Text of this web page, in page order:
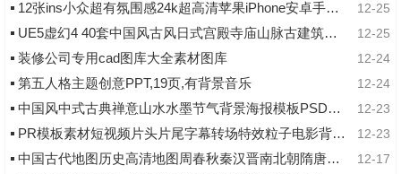
s://pan.quark.cn/s/a0b...
12-25
12张ins小众超有氛围感24k超高清苹果iPhone安卓手机壁纸
12-25
UE5虚幻4 40套中国风古风日式宫殿寺庙山脉古建筑仙侠武侠场景
12-24
装修公司专用cad图库大全素材图库
12-24
第五人格主题创意PPT,19页,有背景音乐
12-23
中国风中式古典禅意山水水墨节气背景海报模板PSD分层设计素材
12-23
PR模板素材短视频片头片尾字幕转场特效粒子电影背景标题素材预设
12-17
中国古代地图历史高清地图周春秋秦汉晋南北朝隋唐宋元明清电子版